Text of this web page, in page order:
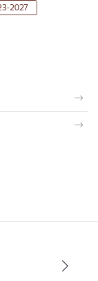
2027